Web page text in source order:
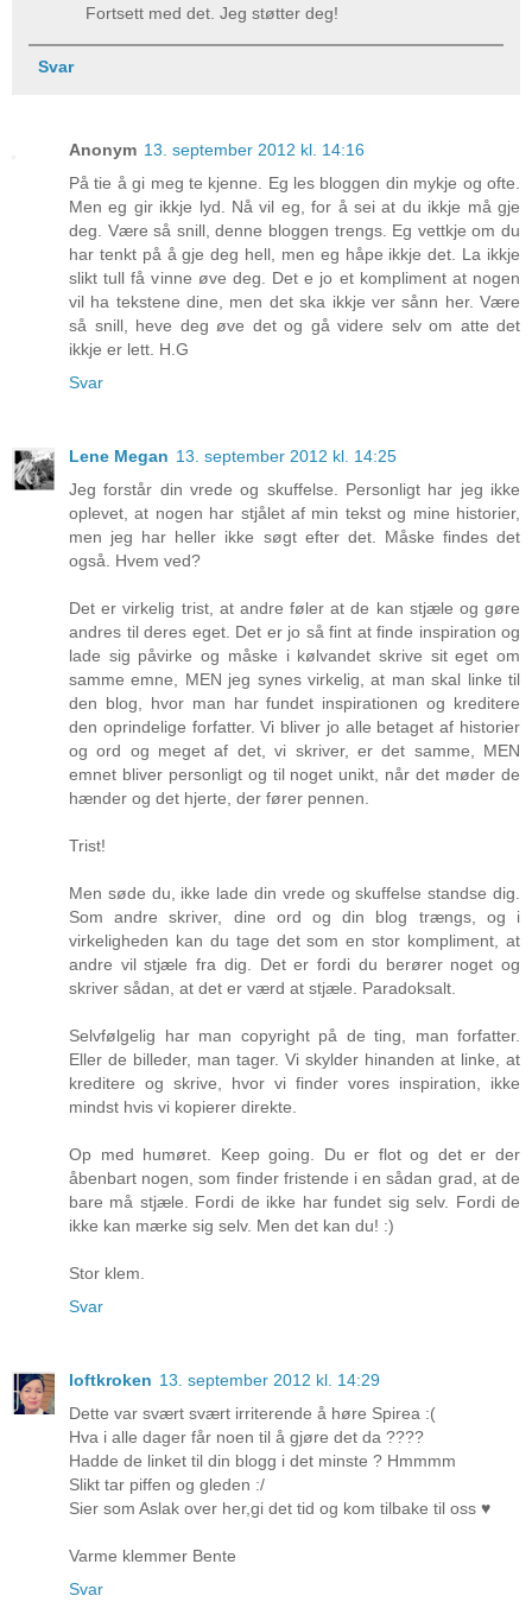
Fortsett med det. Jeg støtter deg!
Svar
Anonym 13. september 2012 kl. 14:16
På tie å gi meg te kjenne. Eg les bloggen din mykje og ofte.
Men eg gir ikkje lyd. Nå vil eg, for å sei at du ikkje må gje
deg. Være så snill, denne bloggen trengs. Eg vettkje om du
har tenkt på å gje deg hell, men eg håpe ikkje det. La ikkje
slikt tull få vinne øve deg. Det e jo et kompliment at nogen
vil ha tekstene dine, men det ska ikkje ver sånn her. Være
så snill, heve deg øve det og gå videre selv om atte det
ikkje er lett. H.G
Svar
Lene Megan 13. september 2012 kl. 14:25
Jeg forstår din vrede og skuffelse. Personligt har jeg ikke
oplevet, at nogen har stjålet af min tekst og mine historier,
men jeg har heller ikke søgt efter det. Måske findes det
også. Hvem ved?
Det er virkelig trist, at andre føler at de kan stjæle og gøre
andres til deres eget. Det er jo så fint at finde inspiration og
lade sig påvirke og måske i kølvandet skrive sit eget om
samme emne, MEN jeg synes virkelig, at man skal linke til
den blog, hvor man har fundet inspirationen og kreditere
den oprindelige forfatter. Vi bliver jo alle betaget af historier
og ord og meget af det, vi skriver, er det samme, MEN
emnet bliver personligt og til noget unikt, når det møder de
hænder og det hjerte, der fører pennen.
Trist!
Men søde du, ikke lade din vrede og skuffelse standse dig.
Som andre skriver, dine ord og din blog trængs, og i
virkeligheden kan du tage det som en stor kompliment, at
andre vil stjæle fra dig. Det er fordi du berører noget og
skriver sådan, at det er værd at stjæle. Paradoksalt.
Selvfølgelig har man copyright på de ting, man forfatter.
Eller de billeder, man tager. Vi skylder hinanden at linke, at
kreditere og skrive, hvor vi finder vores inspiration, ikke
mindst hvis vi kopierer direkte.
Op med humøret. Keep going. Du er flot og det er der
åbenbart nogen, som finder fristende i en sådan grad, at de
bare må stjæle. Fordi de ikke har fundet sig selv. Fordi de
ikke kan mærke sig selv. Men det kan du! :)
Stor klem.
Svar
loftkroken 13. september 2012 kl. 14:29
Dette var svært svært irriterende å høre Spirea :(
Hva i alle dager får noen til å gjøre det da ????
Hadde de linket til din blogg i det minste ? Hmmmm
Slikt tar piffen og gleden :/
Sier som Aslak over her,gi det tid og kom tilbake til oss ♥
Varme klemmer Bente
Svar